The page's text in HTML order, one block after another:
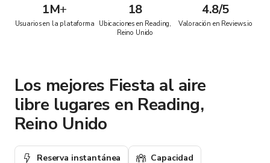
1M+
Usuarios en la plataforma
18
Ubicaciones en Reading,
Reino Unido
4.8/5
Valoración en Reviews.io
Los mejores Fiesta al aire
libre lugares en Reading,
Reino Unido
Reserva instantánea Capacidad